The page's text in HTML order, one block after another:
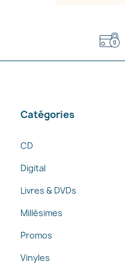
Catégories
CD
Digital
Livres & DVDs
Millésimes
Promos
Vinyles